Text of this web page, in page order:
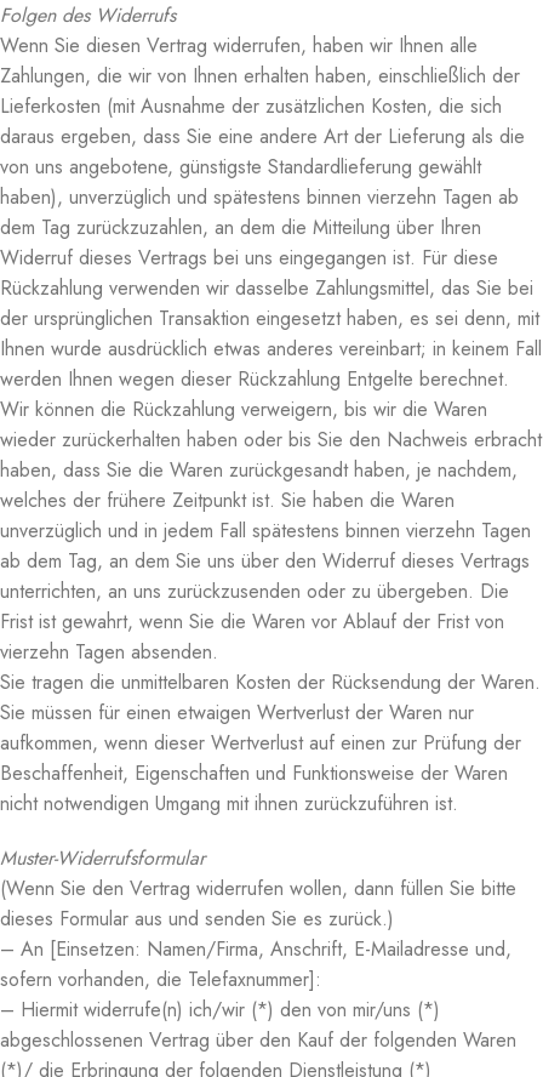
Folgen des Widerrufs
Wenn Sie diesen Vertrag widerrufen, haben wir Ihnen alle
Zahlungen, die wir von Ihnen erhalten haben, einschließlich der
Lieferkosten (mit Ausnahme der zusätzlichen Kosten, die sich
daraus ergeben, dass Sie eine andere Art der Lieferung als die
von uns angebotene, günstigste Standardlieferung gewählt
haben), unverzüglich und spätestens binnen vierzehn Tagen ab
dem Tag zurückzuzahlen, an dem die Mitteilung über Ihren
Widerruf dieses Vertrags bei uns eingegangen ist. Für diese
Rückzahlung verwenden wir dasselbe Zahlungsmittel, das Sie bei
der ursprünglichen Transaktion eingesetzt haben, es sei denn, mit
Ihnen wurde ausdrücklich etwas anderes vereinbart; in keinem Fall
werden Ihnen wegen dieser Rückzahlung Entgelte berechnet.
Wir können die Rückzahlung verweigern, bis wir die Waren
wieder zurückerhalten haben oder bis Sie den Nachweis erbracht
haben, dass Sie die Waren zurückgesandt haben, je nachdem,
welches der frühere Zeitpunkt ist. Sie haben die Waren
unverzüglich und in jedem Fall spätestens binnen vierzehn Tagen
ab dem Tag, an dem Sie uns über den Widerruf dieses Vertrags
unterrichten, an uns zurückzusenden oder zu übergeben. Die
Frist ist gewahrt, wenn Sie die Waren vor Ablauf der Frist von
vierzehn Tagen absenden.
Sie tragen die unmittelbaren Kosten der Rücksendung der Waren.
Sie müssen für einen etwaigen Wertverlust der Waren nur
aufkommen, wenn dieser Wertverlust auf einen zur Prüfung der
Beschaffenheit, Eigenschaften und Funktionsweise der Waren
nicht notwendigen Umgang mit ihnen zurückzuführen ist.
Muster-Widerrufsformular
(Wenn Sie den Vertrag widerrufen wollen, dann füllen Sie bitte
dieses Formular aus und senden Sie es zurück.)
– An [Einsetzen: Namen/Firma, Anschrift, E-Mailadresse und,
sofern vorhanden, die Telefaxnummer]:
– Hiermit widerrufe(n) ich/wir (*) den von mir/uns (*)
abgeschlossenen Vertrag über den Kauf der folgenden Waren
(*)/ die Erbringung der folgenden Dienstleistung (*)